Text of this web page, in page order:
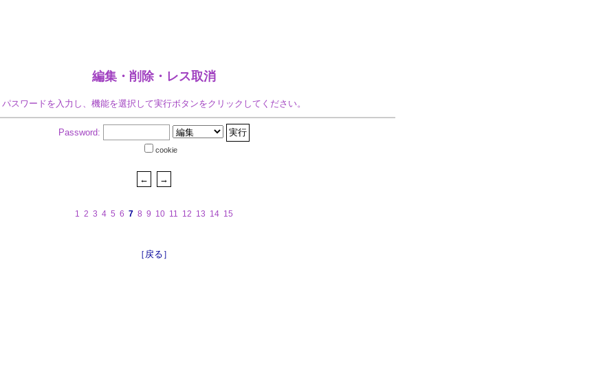
編集・削除・レス取消
パスワードを入力し、機能を選択して実行ボタンをクリックしてください。
Password:
cookie
1 2 3 4 5 6 7 8 9 10 11 12 13 14 15
［戻る］